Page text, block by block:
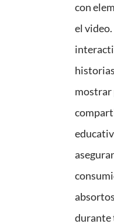
con
el
mostrar
durante